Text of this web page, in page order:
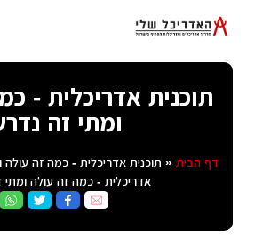
תוכנית אדריכלית -
ומתי זה
דף הבית « תוכנית אדריכלית - כמה זה עולה
אדריכלית - כמה זה עולה ומתי